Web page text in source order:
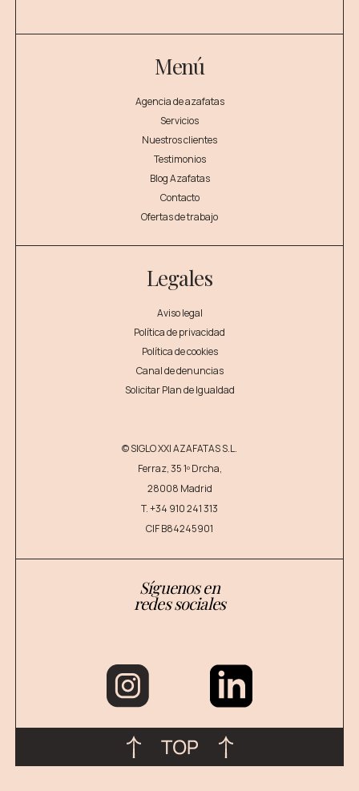
Menú
Agencia de azafatas
Servicios
Nuestros clientes
Testimonios
Blog Azafatas
Contacto
Ofertas de trabajo
Legales
Aviso legal
Política de privacidad
Política de cookies
Canal de denuncias
Solicitar Plan de Igualdad
© SIGLO XXI AZAFATAS S.L.
Ferraz, 35 1º Drcha,
28008 Madrid
T.+34 910 241 313
CIF B84245901
Síguenos en
redes sociales